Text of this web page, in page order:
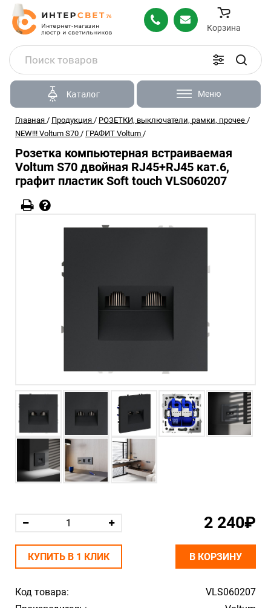
Корзина
Каталог Меню
Главная / Продукция / РОЗЕТКИ, выключатели, рамки, прочее /
NEW!!! Voltum S70 / ГРАФИТ Voltum /
Розетка компьютерная встраиваемая
Voltum S70 двойная RJ45+RJ45 кат.6,
графит пластик Soft touch VLS060207
Код товара:
VLS060207
2 240₽
КУПИТЬ В 1 КЛИК В КОРЗИНУ